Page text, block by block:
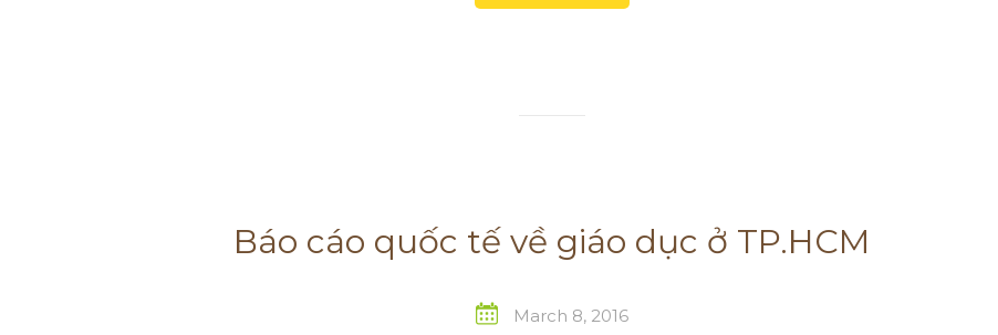
Báo cáo quốc tế về giáo dục ở TP.HCM
March 8, 2016